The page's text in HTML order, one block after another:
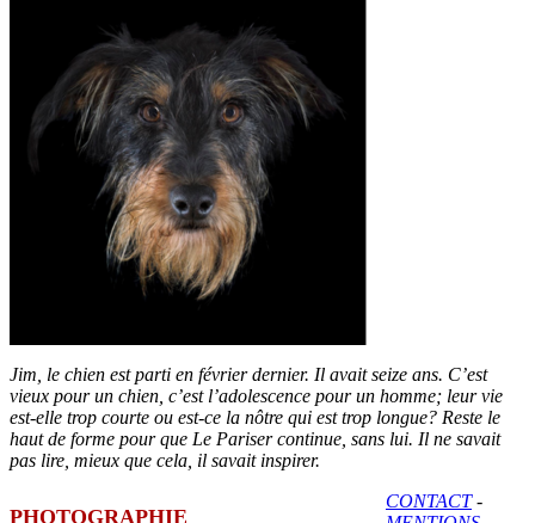
Jim, le chien est parti en février dernier. Il avait seize ans. C’est
vieux pour un chien, c’est l’adolescence pour un homme; leur vie
est-elle trop courte ou est-ce la nôtre qui est trop longue? Reste le
haut de forme pour que Le Pariser continue, sans lui. Il ne savait
pas lire, mieux que cela, il savait inspirer.
PHOTOGRAPHIE
CONTACT-